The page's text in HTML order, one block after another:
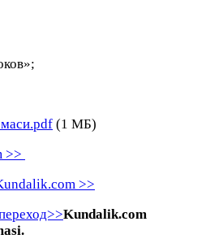
(1 МБ)
>>
>>
Kundalik.com